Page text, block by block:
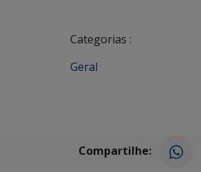
Categorias :
Geral
Compartilhe: